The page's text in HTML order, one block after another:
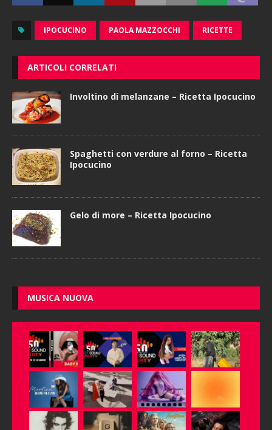
IPOCUCINO PAOLA MAZZOCCHI RICETTE
ARTICOLI CORRELATI
Involtino di melanzane – Ricetta Ipocucino
Spaghetti con verdure al forno – Ricetta
Ipocucino
Gelo di more – Ricetta Ipocucino
MUSICA NUOVA